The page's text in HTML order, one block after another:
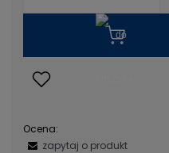
Ocena:
zapytaj o produkt